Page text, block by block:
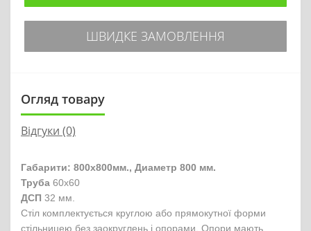
ШВИДКЕ ЗАМОВЛЕННЯ
Огляд товару
Відгуки (0)
Габарити: 800х800мм., Диаметр 800 мм.
Труба 60х60
ДСП 32 мм.
Стіл комплектується круглою або прямокутної форми
стільницею без заокруглень і опорами. Опори мають